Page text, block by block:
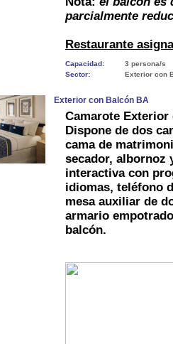
parcialmente
Restaurante
Capacidad:
3 persona/s
Sector:
Exterior con
Exterior con Balcón BA
Camarote
Dispone de dos
cama de
secador, albornoz
interactiva con
idiomas, teléfono
mesa auxiliar de
armario
balcón.